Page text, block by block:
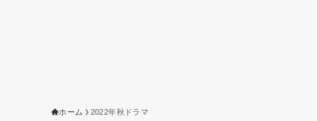
ホーム 2022年秋ドラマ